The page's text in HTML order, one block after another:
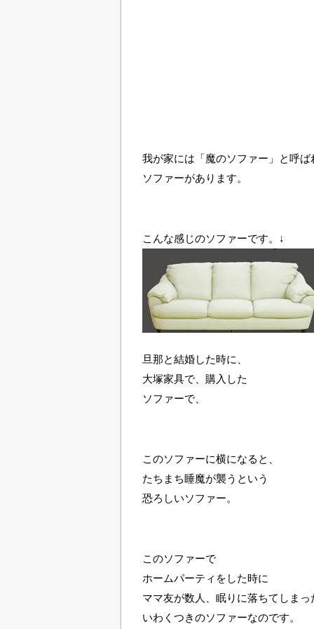
我が家には「魔のソファー」と呼ば
ソファーがあります。
こんな感じのソファーです。↓
旦那と結婚した時に、
大塚家具で、購入した
ソファーで、
このソファーに横になると、
たちまち睡魔が襲うという
恐ろしいソファー。
このソファーで
ホームパーティをした時に
ママ友が数人、眠りに落ちてしまっ
いわくつきのソファーなのです。